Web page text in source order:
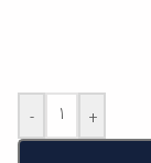
- +